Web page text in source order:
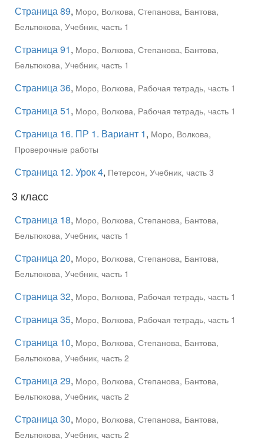
Страница 89, Моро, Волкова, Степанова, Бантова,
Бельтюкова, Учебник, часть 1
Страница 91, Моро, Волкова, Степанова, Бантова,
Бельтюкова, Учебник, часть 1
Страница 36, Моро, Волкова, Рабочая тетрадь, часть 1
Страница 51, Моро, Волкова, Рабочая тетрадь, часть 1
Страница 16. ПР 1. Вариант 1, Моро, Волкова,
Проверочные работы
Страница 12. Урок 4, Петерсон, Учебник, часть 3
3 класс
Страница 18, Моро, Волкова, Степанова, Бантова,
Бельтюкова, Учебник, часть 1
Страница 20, Моро, Волкова, Степанова, Бантова,
Бельтюкова, Учебник, часть 1
Страница 32, Моро, Волкова, Рабочая тетрадь, часть 1
Страница 35, Моро, Волкова, Рабочая тетрадь, часть 1
Страница 10, Моро, Волкова, Степанова, Бантова,
Бельтюкова, Учебник, часть 2
Страница 29, Моро, Волкова, Степанова, Бантова,
Бельтюкова, Учебник, часть 2
Страница 30, Моро, Волкова, Степанова, Бантова,
Бельтюкова, Учебник, часть 2